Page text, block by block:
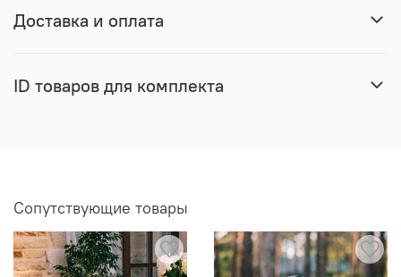
Доставка и оплата
ID товаров для комплекта
Сопутствующие товары